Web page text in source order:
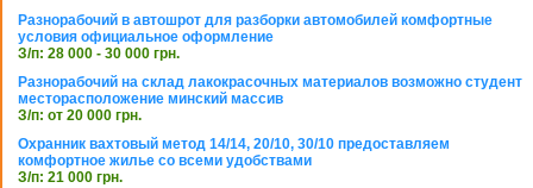
Разнорабочий в автошрот для разборки автомобилей комфортные
условия официальное оформление
З/п: 28 000 - 30 000 грн.
Разнорабочий на склад лакокрасочных материалов возможно студент
месторасположение минский массив
З/п: от 20 000 грн.
Охранник вахтовый метод 14/14, 20/10, 30/10 предоставляем
комфортное жилье со всеми удобствами
З/п: 21 000 грн.